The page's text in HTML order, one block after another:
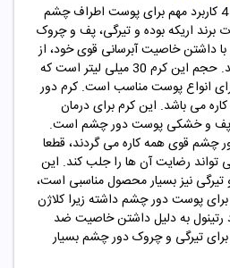
کرم دور چشم 4 در 1 اریکه با 4 کاربرد مهم برای پوست اطراف چشم
برند اریکه بوده و تیرگی، پف و چروک
داشتن خاصیت آبرسانی قوی خود، از
بروز چروک پیشگیری می نماید. حجم این کرم 30 میلی لیتر است که
انواع پوست مناسب است. کرم دور
یک کرم 4 کاره می باشد. این کرم برای درمان
پف و خشکی پوست دور چشم است.
چشم قوی همه کاره می گردند، قطعا
تواند رضایت آن ها را جلب کند. این
نیز بسیار محصول مناسبی است،
برای پوست دور چشم داشته زیرا کلاژن
رتینول به دلیل داشتن خاصیت ضد
تیرگی و چروک دور چشم بسیار